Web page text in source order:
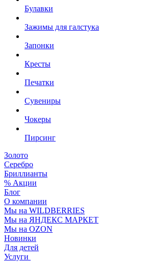
Булавки
Зажимы для галстука
Запонки
Кресты
Печатки
Сувениры
Чокеры
Пирсинг
Золото
Серебро
Бриллианты
% Акции
Блог
О компании
Мы на WILDBERRIES
Мы на ЯНДЕКС МАРКЕТ
Мы на OZON
Новинки
Для детей
Услуги